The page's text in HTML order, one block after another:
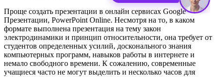
Проще создать презентации в онлайн сервисах Google
Презентации, PowerPoint Online. Несмотря на то, в каком
формате выполнена презентация на тему закон
электродинамики и принцип относительности, она требует от
студентов определенных усилий, досконального знания
компьютерных программ, навыков работы в интернете и
немало свободного времени. К сожалению, современные
учащиеся часто не могут выделить и несколько часов для